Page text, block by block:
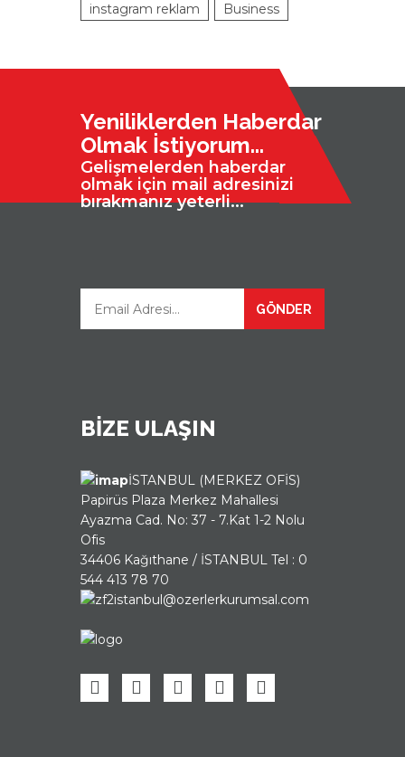
instagram reklam Business
Yeniliklerden Haberdar
Olmak İstiyorum...
Gelişmelerden haberdar
olmak için mail adresinizi
bırakmanız yeterli...
GÖNDER
BİZE ULAŞIN
İSTANBUL (MERKEZ OFİS)
Papirüs Plaza Merkez Mahallesi
Ayazma Cad. No: 37 - 7.Kat 1-2 Nolu
Ofis
34406 Kağıthane / İSTANBUL Tel : 0
544 413 78 70
istanbul@ozerlerkurumsal.com